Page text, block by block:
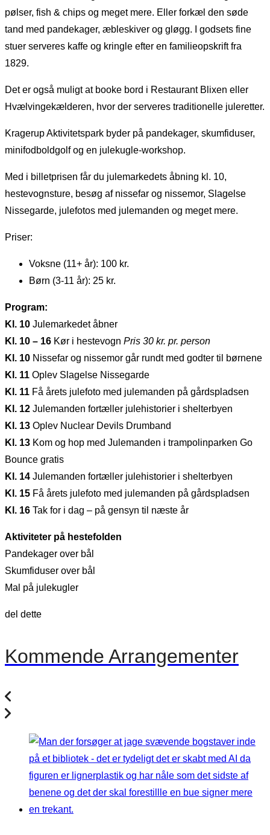
pølser, fish & chips og meget mere. Eller forkæl den søde
tand med pandekager, æbleskiver og gløgg. I godsets fine
stuer serveres kaffe og kringle efter en familieopskrift fra
1829.
Det er også muligt at booke bord i Restaurant Blixen eller
Hvælvingekælderen, hvor der serveres traditionelle juleretter.
Kragerup Aktivitetspark byder på pandekager, skumfiduser,
minifodboldgolf og en julekugle-workshop.
Med i billetprisen får du julemarkedets åbning kl. 10,
hestevognsture, besøg af nissefar og nissemor, Slagelse
Nissegarde, julefotos med julemanden og meget mere.
Priser:
Voksne (11+ år): 100 kr.
Børn (3-11 år): 25 kr.
Program:
Kl. 10 Julemarkedet åbner
Kl. 10 – 16 Kør i hestevogn Pris 30 kr. pr. person
Kl. 10 Nissefar og nissemor går rundt med godter til børnene
Kl. 11 Oplev Slagelse Nissegarde
Kl. 11 Få årets julefoto med julemanden på gårdspladsen
Kl. 12 Julemanden fortæller julehistorier i shelterbyen
Kl. 13 Oplev Nuclear Devils Drumband
Kl. 13 Kom og hop med Julemanden i trampolinparken Go
Bounce gratis
Kl. 14 Julemanden fortæller julehistorier i shelterbyen
Kl. 15 Få årets julefoto med julemanden på gårdspladsen
Kl. 16 Tak for i dag – på gensyn til næste år
Aktiviteter på hestefolden
Pandekager over bål
Skumfiduser over bål
Mal på julekugler
del dette
Kommende Arrangementer